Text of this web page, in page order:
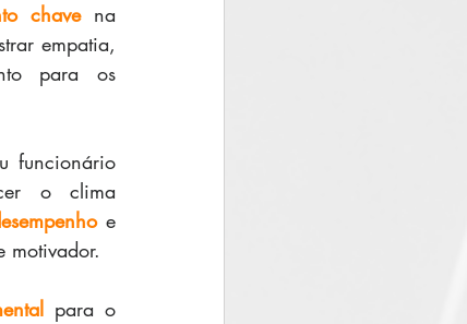
chave na
empatia,
para os
funcionário
o clima
e
motivador.
para o